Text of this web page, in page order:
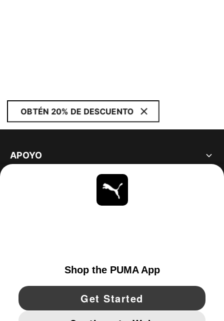
OBTÉN 20% DE DESCUENTO
APOYO
YouTube Twitter Pinterest